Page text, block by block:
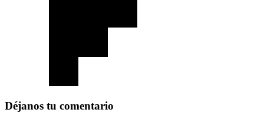
Déjanos tu comentario